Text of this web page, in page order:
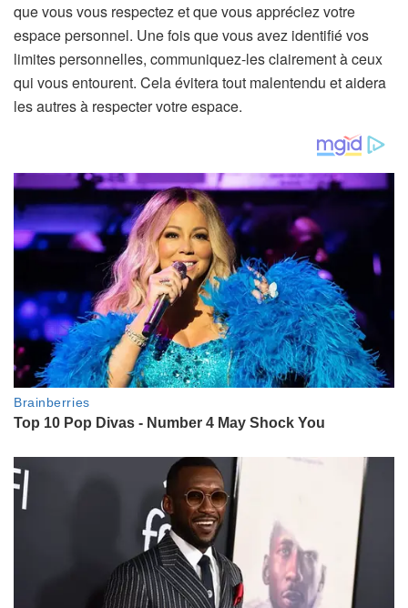
que vous vous respectez et que vous appréciez votre
espace personnel. Une fois que vous avez identifié vos
limites personnelles, communiquez-les clairement à ceux
qui vous entourent. Cela évitera tout malentendu et aidera
les autres à respecter votre espace.